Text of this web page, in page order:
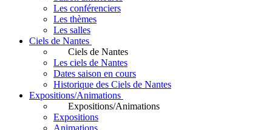
Les conférenciers
Les thèmes
Les salles
Ciels de Nantes
Ciels de Nantes
Les ciels de Nantes
Dates saison en cours
Historique des Ciels de Nantes
Expositions/Animations
Expositions/Animations
Expositions
Animations